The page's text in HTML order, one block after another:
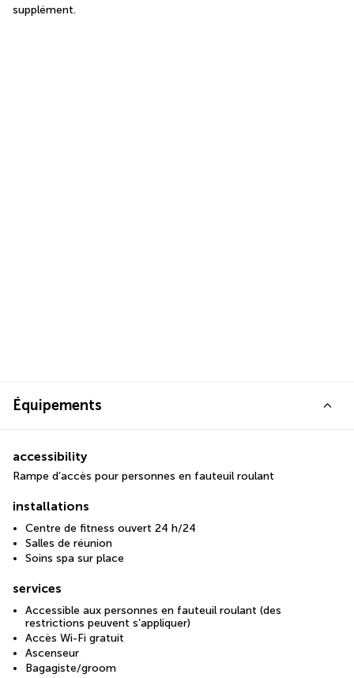
supplément.
Équipements
accessibility
Rampe d’accès pour personnes en fauteuil roulant
installations
Centre de fitness ouvert 24 h/24
Salles de réunion
Soins spa sur place
services
Accessible aux personnes en fauteuil roulant (des
restrictions peuvent s’appliquer)
Accès Wi-Fi gratuit
Ascenseur
Bagagiste/groom